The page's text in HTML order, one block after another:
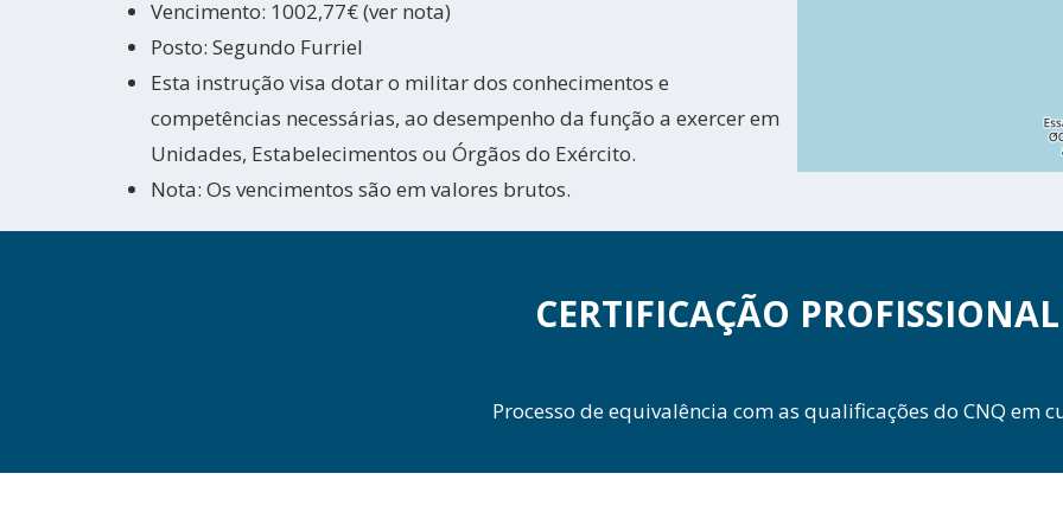
Vencimento: 1002,77€ (ver nota)
Posto: Segundo Furriel
Esta instrução visa dotar o militar dos conhecimentos e
competências necessárias, ao desempenho da função a exercer em
Unidades, Estabelecimentos ou Órgãos do Exército.
Nota: Os vencimentos são em valores brutos.
CERTIFICAÇÃO PROFISSIONAL
Processo de equivalência com as qualificações do CNQ em